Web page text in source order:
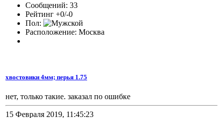
Сообщений: 33
Рейтинг +0/-0
Пол:
Расположение: Москва
хвостовики 4мм; перья 1.75
нет, только такие. заказал по ошибке
15 Февраля 2019, 11:45:23